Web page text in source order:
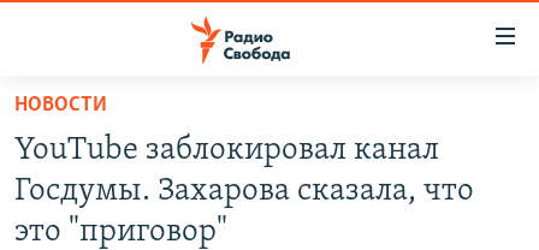
упрощенного
доступа
Вернуться
основному
ПРОГРАММЫ
АВТОРСКИЕ ПРОЕКТЫ
НОВОСТИ
YouTube заблокировал канал
Госдумы. Захарова сказала, что
это "приговор"